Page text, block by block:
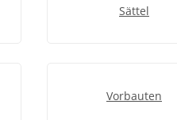
Sättel
Vorbauten